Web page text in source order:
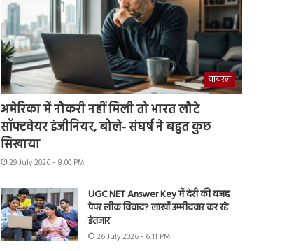
वायरल
अमेरिका में नौकरी नहीं मिली तो भारत लौटे
सॉफ्टवेयर इंजीनियर, बोले- संघर्ष ने बहुत कुछ
सिखाया
29 July 2026 - 8:00 PM
UGC NET Answer Key में देरी की वजह
पेपर लीक विवाद? लाखों उम्मीदवार कर रहे
इंतजार
26 July 2026 - 6:11 PM